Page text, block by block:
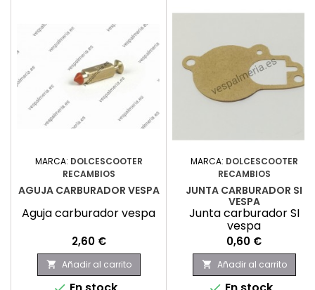
MARCA: DOLCESCOOTER
RECAMBIOS
AGUJA CARBURADOR VESPA
Aguja carburador vespa
Precio
2,60 €
 Añadir al carrito
MARCA: DOLCESCOOTER
RECAMBIOS
JUNTA CARBURADOR SI
VESPA
Junta carburador SI
vespa
Precio
0,60 €
 Añadir al carrito